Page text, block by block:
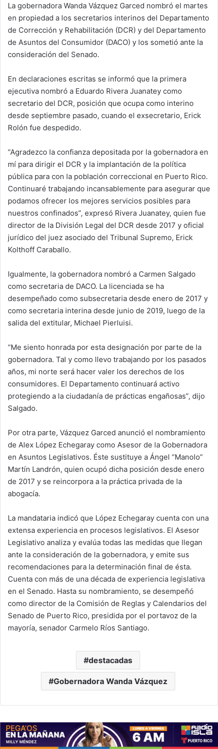
La gobernadora Wanda Vázquez Garced nombró el martes
en propiedad a los secretarios interinos del Departamento
de Corrección y Rehabilitación (DCR) y del Departamento
de Asuntos del Consumidor (DACO) y los sometió ante la
consideración del Senado.
En declaraciones escritas se informó que la primera
ejecutiva nombró a Eduardo Rivera Juanatey como
secretario del DCR, posición que ocupa como interino
desde septiembre pasado, cuando el exsecretario, Erick
Rolón fue despedido.
“Agradezco la confianza depositada por la gobernadora en
mí para dirigir el DCR y la implantación de la política
pública para con la población correccional en Puerto Rico.
Continuaré trabajando incansablemente para asegurar que
podamos ofrecer los mejores servicios posibles para
nuestros confinados”, expresó Rivera Juanatey, quien fue
director de la División Legal del DCR desde 2017 y oficial
jurídico del juez asociado del Tribunal Supremo, Erick
Kolthoff Caraballo.
Igualmente, la gobernadora nombró a Carmen Salgado
como secretaria de DACO. La licenciada se ha
desempeñado como subsecretaria desde enero de 2017 y
como secretaria interina desde junio de 2019, luego de la
salida del extitular, Michael Pierluisi.
“Me siento honrada por esta designación por parte de la
gobernadora. Tal y como llevo trabajando por los pasados
años, mi norte será hacer valer los derechos de los
consumidores. El Departamento continuará activo
protegiendo a la ciudadanía de prácticas engañosas”, dijo
Salgado.
Por otra parte, Vázquez Garced anunció el nombramiento
de Alex López Echegaray como Asesor de la Gobernadora
en Asuntos Legislativos. Éste sustituye a Ángel “Manolo”
Martín Landrón, quien ocupó dicha posición desde enero
de 2017 y se reincorpora a la práctica privada de la
abogacía.
La mandataria indicó que López Echegaray cuenta con una
extensa experiencia en procesos legislativos. El Asesor
Legislativo analiza y evalúa todas las medidas que llegan
ante la consideración de la gobernadora, y emite sus
recomendaciones para la determinación final de ésta.
Cuenta con más de una década de experiencia legislativa
en el Senado. Hasta su nombramiento, se desempeñó
como director de la Comisión de Reglas y Calendarios del
Senado de Puerto Rico, presidida por el portavoz de la
mayoría, senador Carmelo Ríos Santiago.
destacadas
Gobernadora Wanda Vázquez